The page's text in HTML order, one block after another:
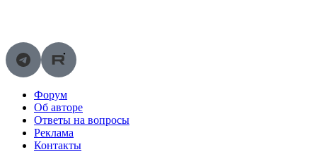
Форум
Об авторе
Ответы на вопросы
Реклама
Контакты